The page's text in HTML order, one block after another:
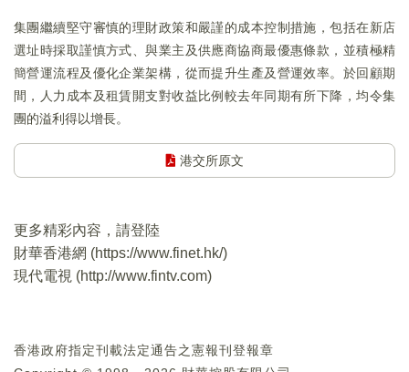
集團繼續堅守審慎的理財政策和嚴謹的成本控制措施，包括在新店
選址時採取謹慎方式、與業主及供應商協商最優惠條款，並積極精
簡營運流程及優化企業架構，從而提升生產及營運效率。於回顧期
間，人力成本及租賃開支對收益比例較去年同期有所下降，均令集
團的溢利得以增長。
港交所原文
更多精彩內容，請登陸
財華香港網 (https://www.finet.hk/)
現代電視 (http://www.fintv.com)
香港政府指定刊載法定通告之憲報刊登報章